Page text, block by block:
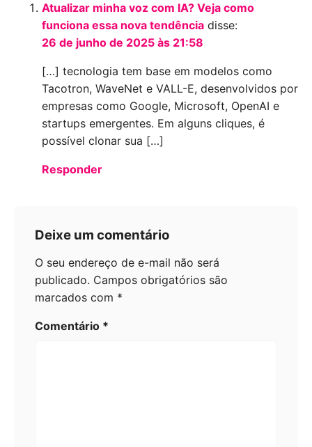
Atualizar minha voz com IA? Veja como
funciona essa nova tendência disse:
26 de junho de 2025 às 21:58
[…] tecnologia tem base em modelos como
Tacotron, WaveNet e VALL-E, desenvolvidos por
empresas como Google, Microsoft, OpenAI e
startups emergentes. Em alguns cliques, é
possível clonar sua […]
Responder
Deixe um comentário
O seu endereço de e-mail não será
publicado. Campos obrigatórios são
marcados com *
Comentário *